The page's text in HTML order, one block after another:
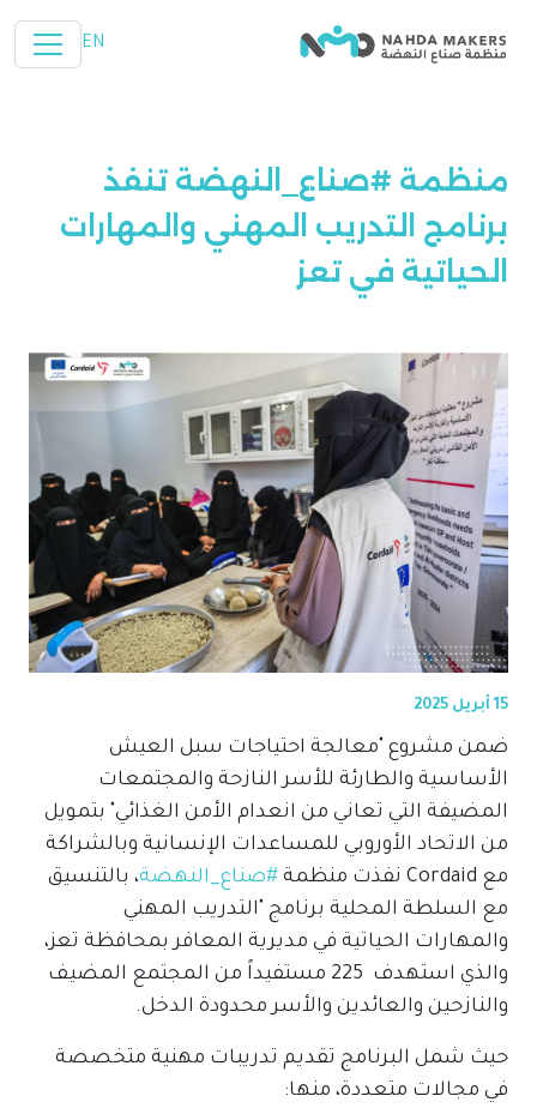
EN
منظمة #صناع_النهضة تنفذ
برنامج التدريب المهني والمهارات
الحياتية في تعز
15 أبريل 2025
ضمن مشروع "معالجة احتياجات سبل العيش
الأساسية والطارئة للأسر النازحة والمجتمعات
المضيفة التي تعاني من انعدام الأمن الغذائي" بتمويل
من الاتحاد الأوروبي للمساعدات الإنسانية وبالشراكة
مع Cordaid نفذت منظمة #صناع_النهضة، بالتنسيق
مع السلطة المحلية برنامج "التدريب المهني
والمهارات الحياتية في مديرية المعافر بمحافظة تعز،
والذي استهدف 225 مستفيداً من المجتمع المضيف
والنازحين والعائدين والأسر محدودة الدخل.
حيث شمل البرنامج تقديم تدريبات مهنية متخصصة
في مجالات متعددة، منها: